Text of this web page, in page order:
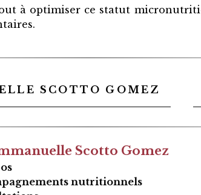
à optimiser ce statut
SCOTTO GOMEZ
Scotto Gomez
nutritionnels